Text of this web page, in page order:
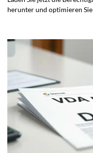
herunter und optimieren